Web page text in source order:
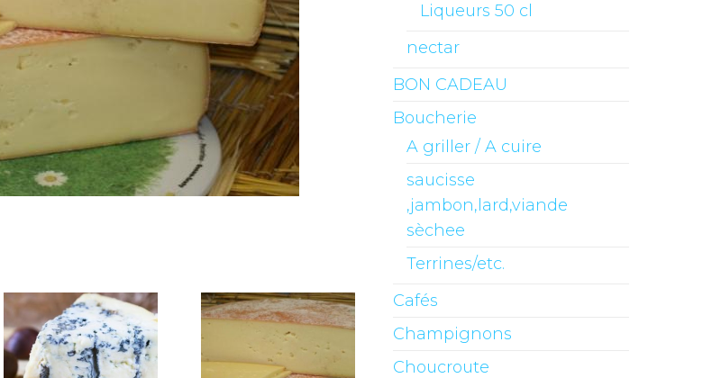
Liqueurs 50 cl
nectar
BON CADEAU
Boucherie
A griller / A cuire
saucisse
,jambon,lard,viande
sèchee
Terrines/etc.
Cafés
Champignons
Choucroute